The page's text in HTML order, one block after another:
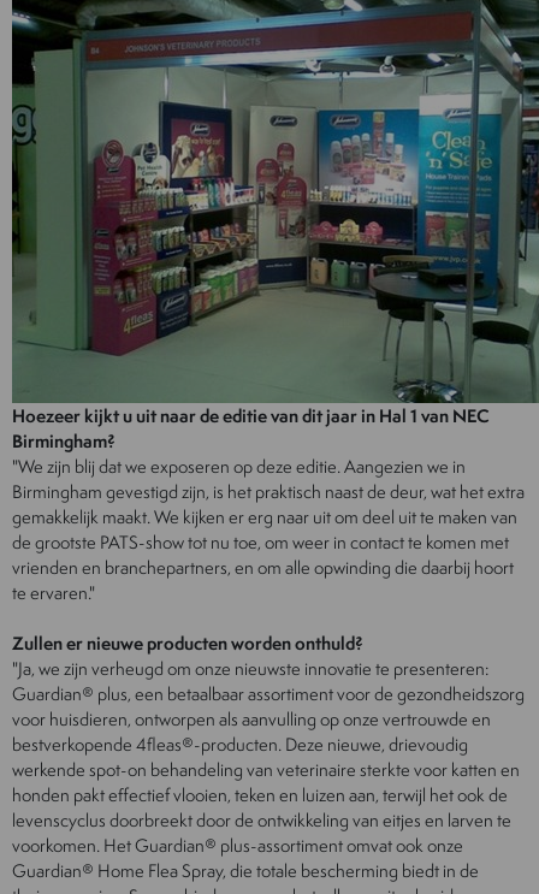
Hoezeer kijkt u uit naar de editie van dit jaar in Hal 1 van NEC
Birmingham?
"We zijn blij dat we exposeren op deze editie. Aangezien we in
Birmingham gevestigd zijn, is het praktisch naast de deur, wat het extra
gemakkelijk maakt. We kijken er erg naar uit om deel uit te maken van
de grootste PATS-show tot nu toe, om weer in contact te komen met
vrienden en branchepartners, en om alle opwinding die daarbij hoort
te ervaren."
Zullen er nieuwe producten worden onthuld?
"Ja, we zijn verheugd om onze nieuwste innovatie te presenteren:
Guardian® plus, een betaalbaar assortiment voor de gezondheidszorg
voor huisdieren, ontworpen als aanvulling op onze vertrouwde en
bestverkopende 4fleas®-producten. Deze nieuwe, drievoudig
werkende spot-on behandeling van veterinaire sterkte voor katten en
honden pakt effectief vlooien, teken en luizen aan, terwijl het ook de
levenscyclus doorbreekt door de ontwikkeling van eitjes en larven te
voorkomen. Het Guardian® plus-assortiment omvat ook onze
Guardian® Home Flea Spray, die totale bescherming biedt in de